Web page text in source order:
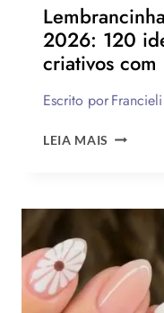
OU
2026: 120
criativos com
Escrito por
LEIA MAIS
PAIS
2026:
IDEIAS
DE